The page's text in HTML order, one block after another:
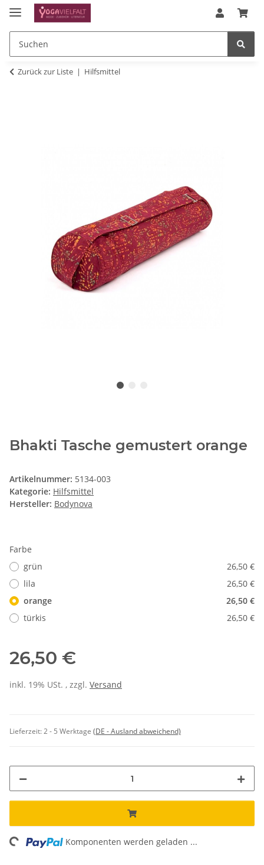
Zurück zur Liste Hilfsmittel
Bhakti Tasche gemustert orange
Artikelnummer: 5134-003
Kategorie: Hilfsmittel
Hersteller: Bodynova
Farbe
grün
26,50 €
lila
26,50 €
orange
26,50 €
türkis
26,50 €
26,50 €
inkl. 19% USt. , zzgl. Versand
Lieferzeit:2 - 5 Werktage (DE - Ausland abweichend)
Komponenten werden geladen ...